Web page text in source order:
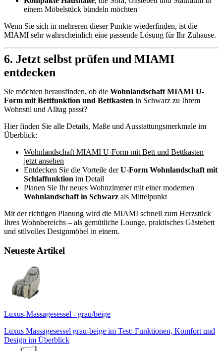
einem Möbelstück bündeln möchten
Wenn Sie sich in mehreren dieser Punkte wiederfinden, ist die
MIAMI sehr wahrscheinlich eine passende Lösung für Ihr Zuhause.
6. Jetzt selbst prüfen und MIAMI
entdecken
Sie möchten herausfinden, ob die Wohnlandschaft MIAMI U-
Form mit Bettfunktion und Bettkasten in Schwarz zu Ihrem
Wohnstil und Alltag passt?
Hier finden Sie alle Details, Maße und Ausstattungsmerkmale im
Überblick:
Wohnlandschaft MIAMI U-Form mit Bett und Bettkasten
jetzt ansehen
Entdecken Sie die Vorteile derU-Form Wohnlandschaft mit
Schlaffunktion im Detail
Planen Sie Ihr neues Wohnzimmer mit einer modernen
Wohnlandschaft in Schwarz als Mittelpunkt
Mit der richtigen Planung wird die MIAMI schnell zum Herzstück
Ihres Wohnbereichs – als gemütliche Lounge, praktisches Gästebett
und stilvolles Designmöbel in einem.
Neueste Artikel
Luxus-Massagesessel - grau/beige
Luxus Massagesessel grau-beige im Test: Funktionen, Komfort und
Design im Überblick